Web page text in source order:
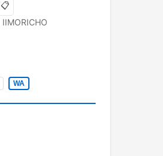
📋
IIMORICHO
WA